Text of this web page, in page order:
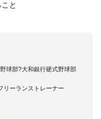
と
球部?大和銀行硬式野球部
リーランストレーナー